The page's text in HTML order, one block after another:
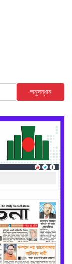
অনুসন্ধান